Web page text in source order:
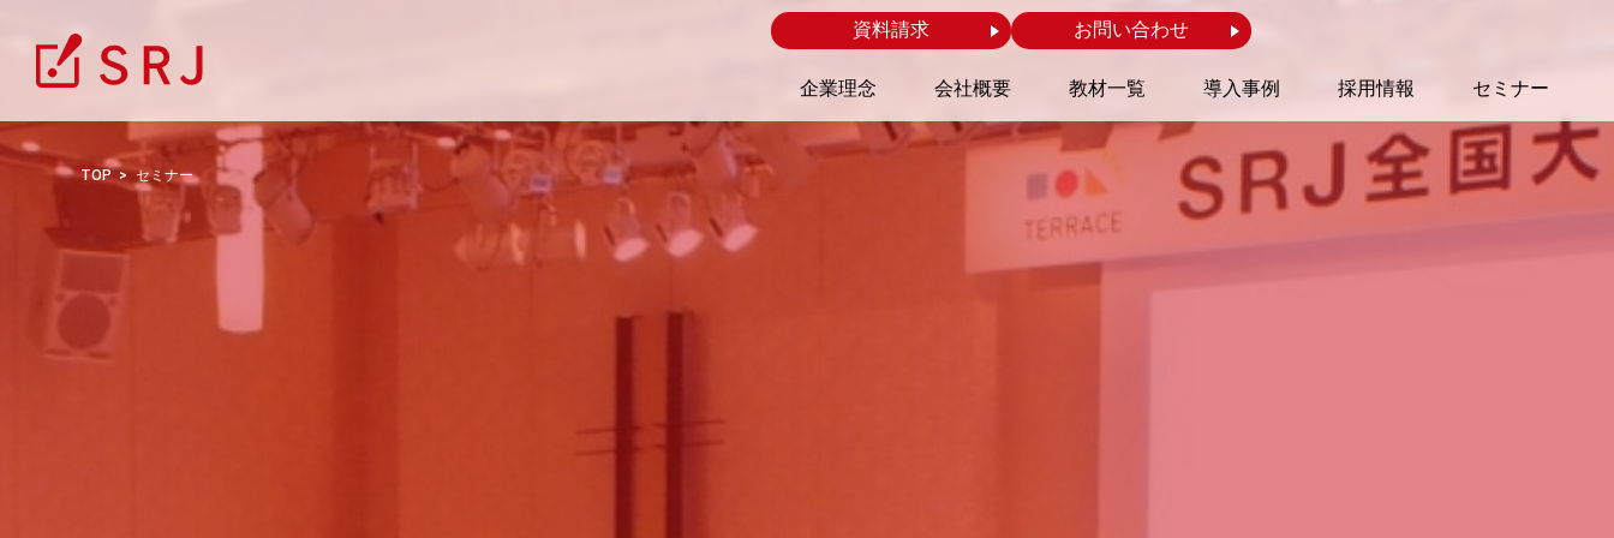
資料請求 お問い合わせ
企業理念 会社概要 教材一覧 導入事例 採用情報 セミナー
TOP セミナー